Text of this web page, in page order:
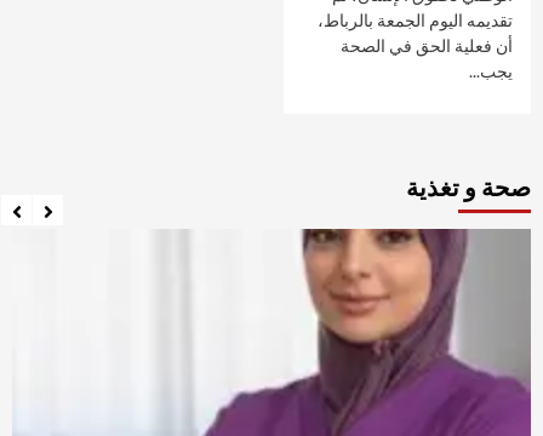
تقديمه اليوم الجمعة بالرباط،
أن فعلية الحق في الصحة
يجب...
صحة و تغذية